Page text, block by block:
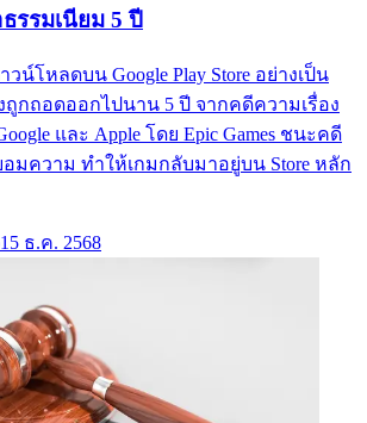
รรมเนียม 5 ปี
น์โหลดบน Google Play Store อย่างเป็น
กถอดออกไปนาน 5 ปี จากคดีความเรื่อง
และ Apple โดย Epic Games ชนะคดี
มความ ทำให้เกมกลับมาอยู่บน Store หลัก
15 ธ.ค. 2568